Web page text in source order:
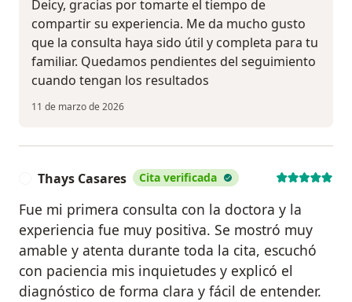
Deicy, gracias por tomarte el tiempo de
compartir su experiencia. Me da mucho gusto
que la consulta haya sido útil y completa para tu
familiar. Quedamos pendientes del seguimiento
cuando tengan los resultados
11 de marzo de 2026
Thays Casares Cita verificada
Fue mi primera consulta con la doctora y la
experiencia fue muy positiva. Se mostró muy
amable y atenta durante toda la cita, escuchó
con paciencia mis inquietudes y explicó el
diagnóstico de forma clara y fácil de entender.